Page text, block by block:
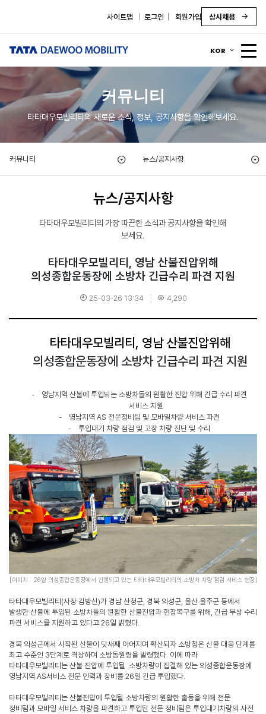
사이트맵 로그인 회원가입 상시채용
KOR
커뮤니티
타타대우모빌리티의 새로운 소식, 정보, 공지사항을 확인해보세요.
커뮤니티 뉴스/공지사항
뉴스/공지사항
타타대우모빌리티의 가장 따끈한 소식과 공지사항을 확인해
보세요.
타타대우모빌리티, 영남 산불진압위해
의성종합운동장에 소방차 긴급수리 파견 지원
25-03-26 13:34 4,290
타타대우모빌리티 , 영남 산불진압위해
의성종합운동장에 소방차 긴급수리 파견 지원
-
영남지역 산불에 투입되는 소방차들의 원활한 진압 위해 긴급 수리 파견
서비스 지원
-
영남지역 AS 전문정비팀 및 모바일차량 서비스 파견
-
투입대기 차량 점검 및 고장 차량 진단 및 수리
이미지 : 26일 의성종합운동장에서 진행되고 있는 타타대우모빌리티의 소방차 차량 점검 서비스 현장]
타타대우모빌리티 (사장 김방신)가 경남 산청군, 경북 의성군, 울산 울주군 등에서
발생한 산불에 투입된 소방차들의 원활한 산불진압과 현장복구를 위해 , 긴급 무상 수리
파견 서비스를 지원하고 있다고 26일 밝혔다.
경북 의성군에서 시작된 산불이 닷새째 이어지며 확산되자 소방청은 산불 대응 단계를
최고 수준인 3단계로 격상하며 소방동원령을 발령했다. 이에 따라
타타대우모빌리티는 산불 진압에 투입될 소방차량이 집결해 있는 의성종합운동장에
영남지역 AS서비스 전문 인력과 장비를 26일 긴급 투입했다.
타타대우모빌리티는 산불진압에 투입될 소방차량의 원활한 출동을 위해 전문
정비팀과 모바일 서비스 차량을 파견하고 투입된 전문 정비팀은 투입대기차량의 사전